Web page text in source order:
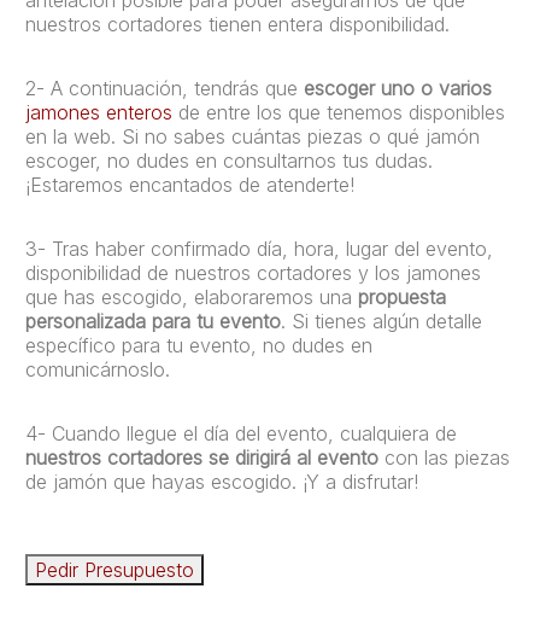
nuestros cortadores tienen entera disponibilidad.
2- A continuación, tendrás que escoger uno o varios
jamones enteros de entre los que tenemos disponibles
en la web. Si no sabes cuántas piezas o qué jamón
escoger, no dudes en consultarnos tus dudas.
¡Estaremos encantados de atenderte!
3- Tras haber confirmado día, hora, lugar del evento,
disponibilidad de nuestros cortadores y los jamones
que has escogido, elaboraremos una propuesta
personalizada para tu evento. Si tienes algún detalle
específico para tu evento, no dudes en
comunicárnoslo.
4- Cuando llegue el día del evento, cualquiera de
nuestros cortadores se dirigirá al evento con las piezas
de jamón que hayas escogido. ¡Y a disfrutar!
Pedir Presupuesto